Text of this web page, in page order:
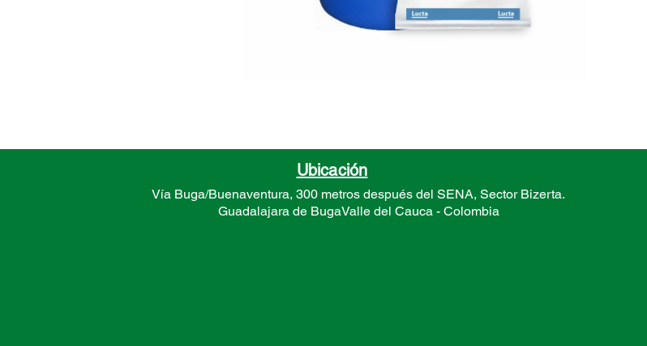
Ubicación
Vía Buga/Buenaventura, 300 metros después del SENA, Sector Bizerta.
Guadalajara de BugaValle del Cauca - Colombia